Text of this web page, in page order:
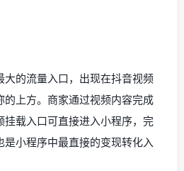
大的流量入口，出现在抖音视频
的上方。商家通过视频内容完成
挂载入口可直接进入小程序，完
是小程序中最直接的变现转化入